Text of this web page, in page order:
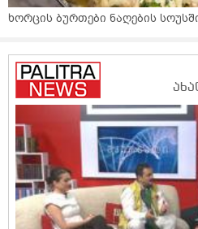
ხორცის ბურთები ნაღების